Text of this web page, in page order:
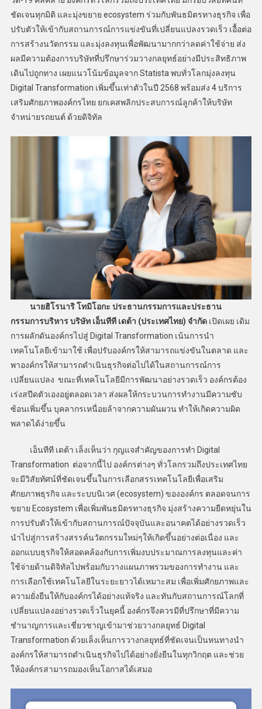
ชัดเจนทุกมิติ และมุ่งขยาย ecosystem ร่วมกับพันธมิตรทางธุรกิจ เพื่อ
ปรับตัวให้เข้ากับสถานการณ์การแข่งขันที่เปลี่ยนแปลงรวดเร็ว เอื้อต่อ
การสร้างนวัตกรรม และมุ่งลงทุนเพื่อพัฒนามากกว่าลดค่าใช้จ่าย ส่ง
ผลมีความต้องการบริษัทที่ปรึกษาร่วมวางกลยุทธ์อย่างมีประสิทธิภาพ
เดินไปถูกทาง เผยแนวโน้มข้อมูลจาก Statista พบทั่วโลกมุ่งลงทุน
Digital Transformation เพิ่มขึ้นเท่าตัวในปี 2568 พร้อมส่ง 4 บริการ
เสริมศักยภาพองค์กรไทย ยกเคสพลิกประสบการณ์ลูกค้าให้บริษัท
จำหน่ายรถยนต์ ด้วยดิจิทัล
นายฮิโรนาริ โทมิโอกะ ประธานกรรมการและประธาน
กรรมการบริหาร บริษัท เอ็นทีที เดต้า (ประเทศไทย) จำกัด เปิดเผย เดิม
การผลักดันองค์กรไปสู่ Digital Transformation เน้นการนำ
เทคโนโลยีเข้ามาใช้ เพื่อปรับองค์กรให้สามารถแข่งขันในตลาด และ
พาองค์กรให้สามารถดำเนินธุรกิจต่อไปได้ในสถานการณ์การ
เปลี่ยนแปลง ขณะที่เทคโนโลยีมีการพัฒนาอย่างรวดเร็ว องค์กรต้อง
เร่งสปีดตัวเองอยู่ตลอดเวลา ส่งผลให้กระบวนการทำงานมีความซับ
ซ้อนเพิ่มขึ้น บุคลากรเหนื่อยล้าจากความผันผวน ทำให้เกิดความผิด
พลาดได้ง่ายขึ้น
เอ็นทีที เดต้า เล็งเห็นว่า กุญแจสำคัญของการทำ Digital
Transformation ต่อจากนี้ไป องค์กรต่างๆ ทั่วโลกรวมถึงประเทศไทย
จะมีวิสัยทัศน์ที่ชัดเจนขึ้นในการเลือกสรรเทคโนโลยีเพื่อเสริม
ศักยภาพธุรกิจ และระบบนิเวศ (ecosystem) ขององค์กร ตลอดจนการ
ขยาย Ecosystem เพื่อเพิ่มพันธมิตรทางธุรกิจ มุ่งสร้างความยืดหยุ่นใน
การปรับตัวให้เข้ากับสถานการณ์ปัจจุบันและอนาคตได้อย่างรวดเร็ว
นำไปสู่การสร้างสรรค์นวัตกรรมใหม่ๆให้เกิดขึ้นอย่างต่อเนื่อง และ
ออกแบบธุรกิจให้สอดคล้องกับการเพิ่มงบประมาณการลงทุนและค่า
ใช้จ่ายด้านดิจิทัลไปพร้อมกับวางแผนภาพรวมของการทำงาน และ
การเลือกใช้เทคโนโลยีในระยะยาวได้เหมาะสม เพื่อเพิ่มศักยภาพและ
ความยั่งยืนให้กับองค์กรได้อย่างแท้จริง และทันกับสถานการณ์โลกที่
เปลี่ยนแปลงอย่างรวดเร็วในยุคนี้ องค์กรจึงควรมีที่ปรึกษาที่มีความ
ชำนาญการและเชี่ยวชาญเข้ามาช่วยวางกลยุทธ์ Digital
Transformation ด้วยเล็งเห็นการวางกลยุทธ์ที่ชัดเจนเป็นหนทางนำ
องค์กรให้สามารถดำเนินธุรกิจไปได้อย่างยั่งยืนในทุกวิกฤต และช่วย
ให้องค์กรสามารถมองเห็นโอกาสได้เสมอ